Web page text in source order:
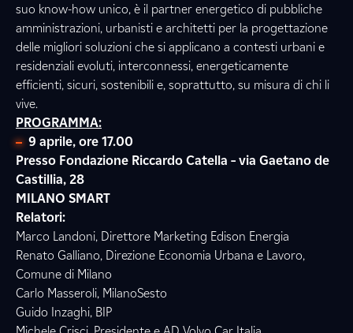
suo know-how unico, è il partner energetico di pubbliche
amministrazioni, urbanisti e architetti per la progettazione
delle migliori soluzioni che si applicano a contesti urbani e
residenziali evoluti, interconnessi, energeticamente
efficienti, sicuri, sostenibili e, soprattutto, su misura di chi li
vive.
PROGRAMMA:
9 aprile, ore 17.00
Presso Fondazione Riccardo Catella – via Gaetano de
Castillia, 28
MILANO SMART
Relatori:
Marco Landoni, Direttore Marketing Edison Energia
Renato Galliano, Direzione Economia Urbana e Lavoro,
Comune di Milano
Carlo Masseroli, MilanoSesto
Guido Inzaghi, BIP